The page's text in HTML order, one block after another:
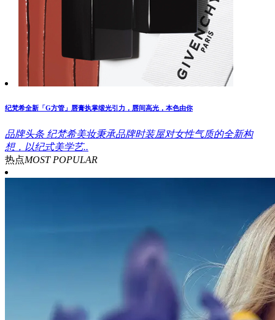
纪梵希全新「G方管」唇膏执掌缎光引力，唇间高光，本色由你
品牌头条 纪梵希美妆秉承品牌时装屋对女性气质的全新构
想，以纪式美学艺..
热点MOST POPULAR